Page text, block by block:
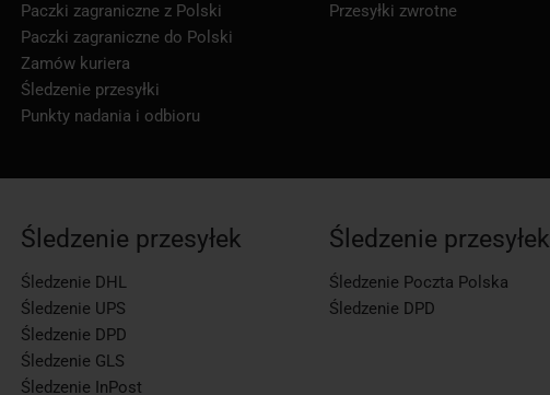
Paczki zagraniczne z Polski
Paczki zagraniczne do Polski
Zamów kuriera
Śledzenie przesyłki
Punkty nadania i odbioru
Przesyłki zwrotne
Śledzenie przesyłek
Śledzenie DHL
Śledzenie UPS
Śledzenie DPD
Śledzenie GLS
Śledzenie InPost
Śledzenie przesyłek
Śledzenie Poczta Polska
Śledzenie DPD